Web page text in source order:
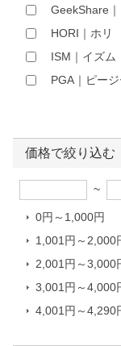
GeekShare
HORI｜ホリ
ISM｜イズム
PGA｜ピー
YesOJO｜イ
アクラス｜
アンサー｜
キーズファク
KeysFactory
コロンバスサ
価格で絞り込む
~
0円～1,000円
1,001円～2,000
2,001円～3,000
3,001円～4,000
4,001円～4,290